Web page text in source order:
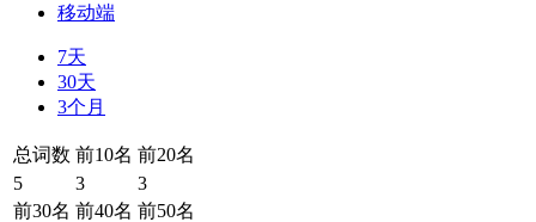
移动端
7天
30天
3个月
总词数 前10名 前20名
5
3
3
前30名 前40名 前50名